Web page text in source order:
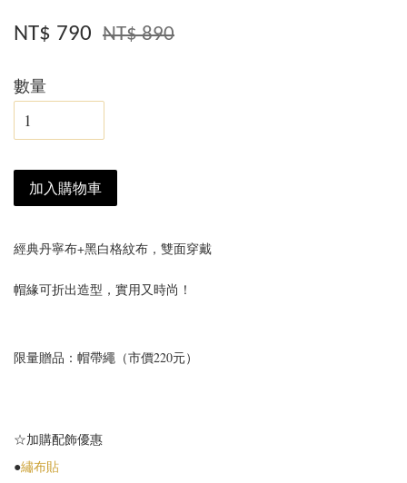
NT$ 790 NT$ 890
數量
加入購物車
經典丹寧布+黑白格紋布，雙面穿戴
帽緣可折出造型，實用又時尚！
限量贈品：帽帶繩（市價220元）
☆加購配飾優惠
●繡布貼